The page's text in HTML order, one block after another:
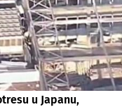
u Japanu,